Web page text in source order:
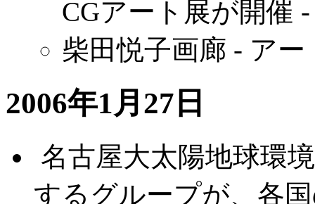
CGアート展が開催
柴田悦子画廊 - ア
2006年1月27日
名古屋大太陽地球環
するグループが、各